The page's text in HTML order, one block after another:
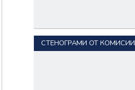
СТЕНОГРАМИ ОТ КОМИСИИ